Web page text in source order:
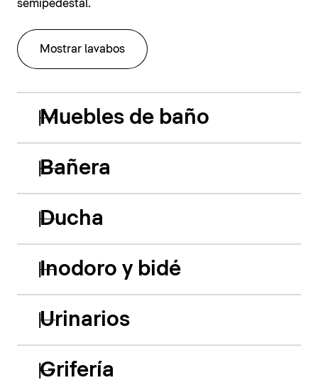
semipedestal.
Mostrar lavabos
Muebles de baño
Bañera
Ducha
Inodoro y bidé
Urinarios
Grifería